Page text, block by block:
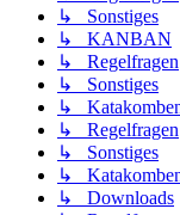
↳ Sonstiges
↳ KANBAN
↳ Regelfragen
↳ Sonstiges
↳
↳ Regelfragen
↳ Sonstiges
↳
↳ Downloads